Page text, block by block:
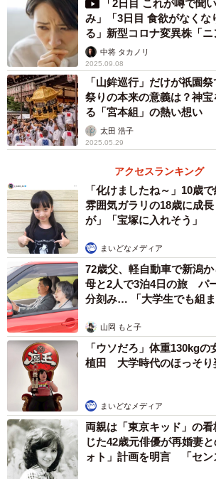
「2日目 これが噂で聞
み」「3日目 食欲がなくな
る」新型コロナ変異株「
ートが話題
中将 タカノリ
2025.09.08
「山鉾巡行」だけが祇園
祭りの本来の意義は？神
る「宮本組」の熱い想い
太田 浩子
2025.05.29
アクセスランキング
「化けましたね～」10歳
雰囲気ガラリの18歳に成
が」「宝塚に入れそう」
まいどなメディア
72歳父、軽自動車で新潟
母と2人で3泊4日の旅 パ
分刻み… 「大学生でも組ま
山岡 もと子
「ウソだろ」体重130kg
植田 大学時代のほっそり
まいどなメディア
両親は「東京キッド」の
じた42歳元俳優が再婚妻
ォト」計画を明言 「セン